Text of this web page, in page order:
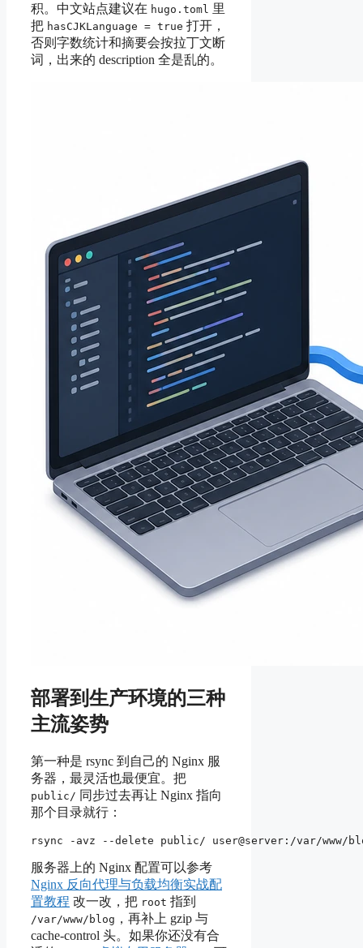
积。中文站点建议在 hugo.toml 里
把 hasCJKLanguage = true 打开，
否则字数统计和摘要会按拉丁文断
词，出来的 description 全是乱的。
部署到生产环境的三种
主流姿势
第一种是 rsync 到自己的 Nginx 服
务器，最灵活也最便宜。把
public/ 同步过去再让 Nginx 指向
那个目录就行：
服务器上的 Nginx 配置可以参考
Nginx 反向代理与负载均衡实战配
置教程 改一改，把 root 指到
/var/www/blog ，再补上 gzip 与
cache-control 头。如果你还没有合